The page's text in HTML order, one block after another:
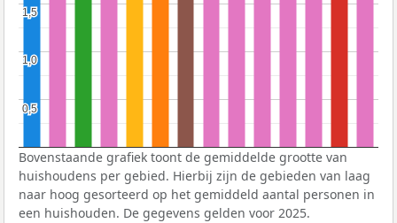
0,5
0,5
1,0
1,0
1,5
1,5
Bovenstaande grafiek toont de gemiddelde grootte van
huishoudens per gebied. Hierbij zijn de gebieden van laag
naar hoog gesorteerd op het gemiddeld aantal personen in
een huishouden. De gegevens gelden voor 2025.